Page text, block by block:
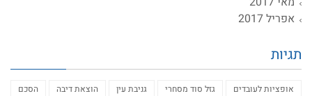
אפריל 2017
תגיות
אופציות לעובדים גזל סוד מסחרי גניבת עין הוצאת דיבה
הסכם